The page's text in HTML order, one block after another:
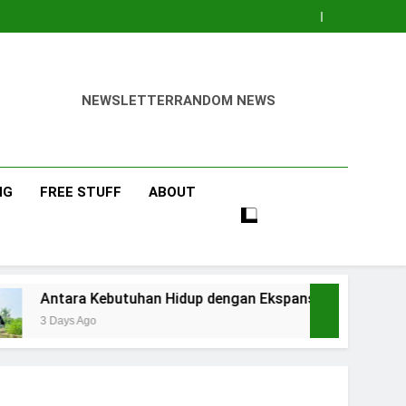
NEWSLETTERRANDOM NEWS
FREE STUFF ABOUT
Hidup dengan Ekspansi Usaha